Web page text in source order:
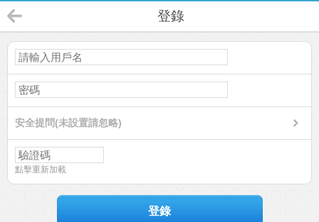
登錄
安全提問(未設置請忽略)
點擊重新加載
登錄